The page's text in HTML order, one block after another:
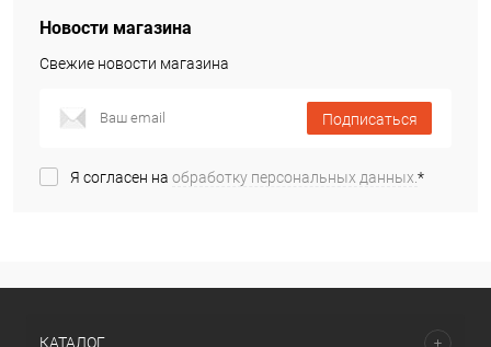
Новости магазина
Свежие новости магазина
Подписаться
Я согласен на обработку персональных данных.*
КАТАЛОГ